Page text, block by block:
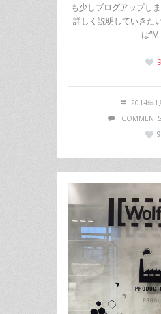
も少しブログアップし
詳しく説明していきた
は
9
2014年1
9